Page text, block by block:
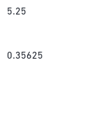
5.25
0.35625